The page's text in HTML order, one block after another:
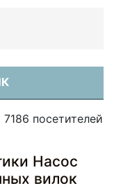
посетителей
Насос
вилок